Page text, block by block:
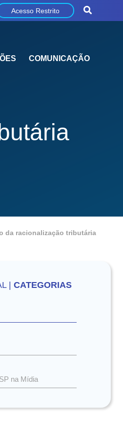
Acesso Restrito
COMUNICAÇÃO
da racionalização tributária
|CATEGORIAS
na Mídia